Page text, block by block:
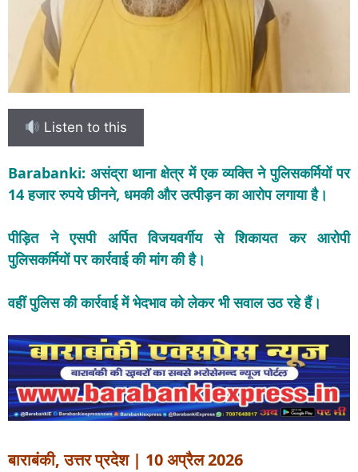
Listen to this
Barabanki: असंद्रा थाना क्षेत्र में एक व्यक्ति ने पुलिसकर्मियों पर
14 हजार रुपये छीनने, धमकी और उत्पीड़न का आरोप लगाया है।
पीड़ित ने एसपी अर्पित विजयवर्गीय से शिकायत कर आरोपी
पुलिसकर्मियों पर कार्रवाई की मांग की है।
वहीं पुलिस की कार्रवाई में भेदभाव को लेकर भी सवाल उठ रहे हैं।
बाराबंकी, उत्तर प्रदेश | 10 अप्रैल 2026